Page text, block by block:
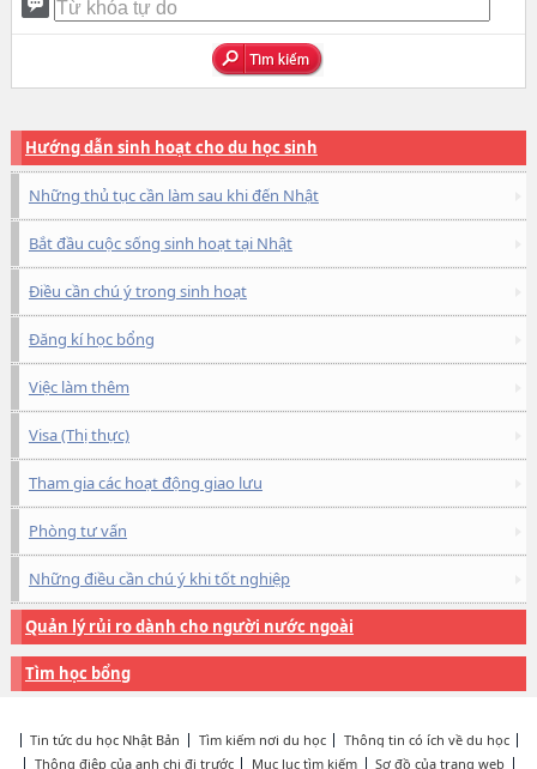
Hướng dẫn sinh hoạt cho du học sinh
Những thủ tục cần làm sau khi đến Nhật
Bắt đầu cuộc sống sinh hoạt tại Nhật
Điều cần chú ý trong sinh hoạt
Đăng kí học bổng
Việc làm thêm
Visa (Thị thực)
Tham gia các hoạt động giao lưu
Phòng tư vấn
Những điều cần chú ý khi tốt nghiệp
Quản lý rủi ro dành cho người nước ngoài
Tìm học bổng
Tin tức du học Nhật Bản Tìm kiếm nơi du học
Thông tin có ích về du học
Thông điệp của anh chị đi trước
Mục lục tìm kiếm
Sơ đồ của trang web